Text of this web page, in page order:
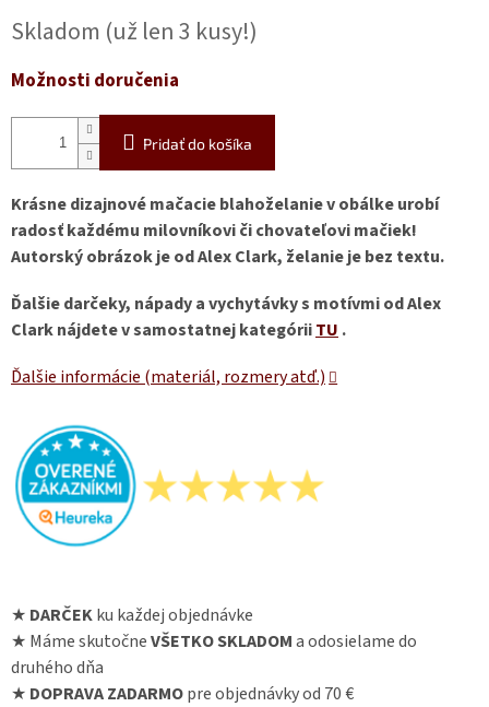
cena:
Skladom (už len 3 kusy!)
Možnosti doručenia
Pridať do košíka
Krásne dizajnové mačacie blahoželanie v obálke urobí
radosť každému milovníkovi či chovateľovi mačiek!
Autorský obrázok je od Alex Clark, želanie je bez textu.
Ďalšie darčeky, nápady a vychytávky s motívmi od Alex
Clark nájdete v samostatnej kategóriiTU .
Ďalšie informácie (materiál, rozmery atď.)
★ DARČEKku každej objednávke
★ Máme skutočneVŠETKO SKLADOMa odosielame do
druhého dňa
★ DOPRAVA ZADARMOpre objednávky od 70 €